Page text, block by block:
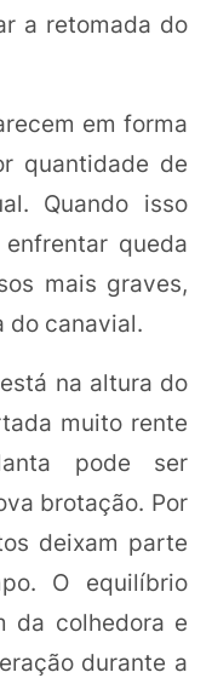
a retomada do
em forma
quantidade de
Quando isso
queda
mais graves,
do canavial.
na altura do
muito rente
pode ser
brotação. Por
deixam parte
O equilíbrio
da colhedora e
durante a